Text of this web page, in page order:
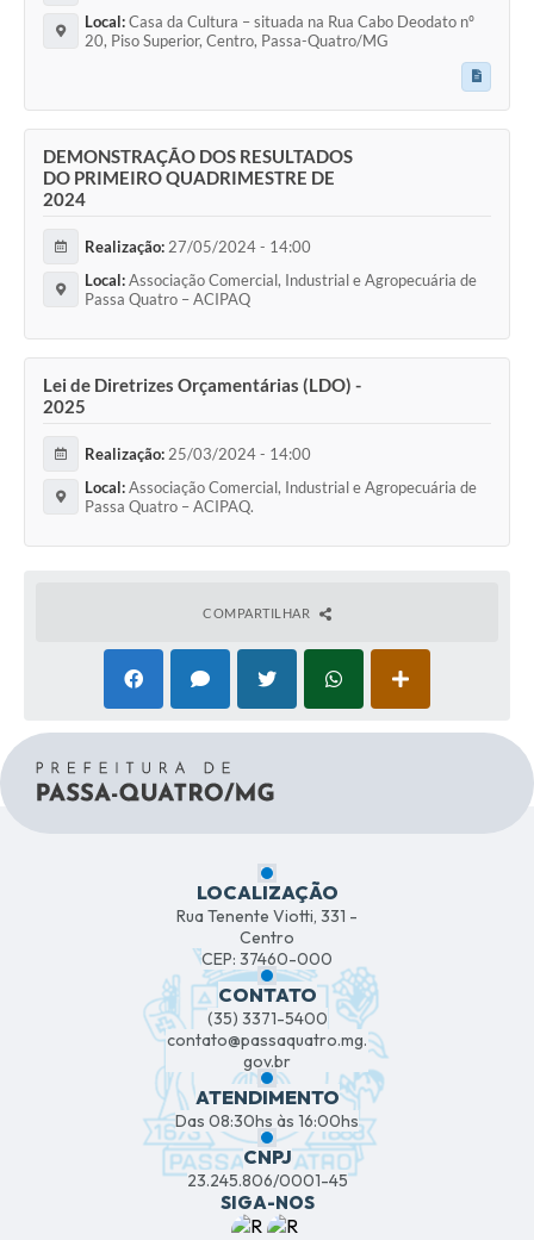
Local:Casa da Cultura – situada na Rua Cabo Deodato nº
20, Piso Superior, Centro, Passa-Quatro/MG
DEMONSTRAÇÃO DOS RESULTADOS
DO PRIMEIRO QUADRIMESTRE DE
2024
Realização: 27/05/2024 - 14:00
Local:Associação Comercial, Industrial e Agropecuária de
Passa Quatro – ACIPAQ
Lei de Diretrizes Orçamentárias (LDO) -
2025
Realização: 25/03/2024 - 14:00
Local:Associação Comercial, Industrial e Agropecuária de
Passa Quatro – ACIPAQ.
COMPARTILHAR
LOCALIZAÇÃO
Rua Tenente Viotti, 331 -
Centro
CEP: 37460-000
CONTATO
(35) 3371-5400
contato@passaquatro.mg.
gov.br
ATENDIMENTO
Das 08:30hs às 16:00hs
CNPJ
23.245.806/0001-45
SIGA-NOS